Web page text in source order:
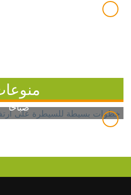
7 خطوات بسيطة للسيطرة
صباحاً